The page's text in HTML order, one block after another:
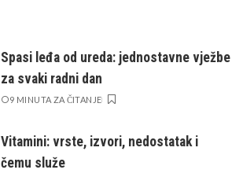
Spasi leđa od ureda: jednostavne vježbe
za svaki radni dan
9 MINUTA ZA ČITANJE
Vitamini: vrste, izvori, nedostatak i
čemu služe